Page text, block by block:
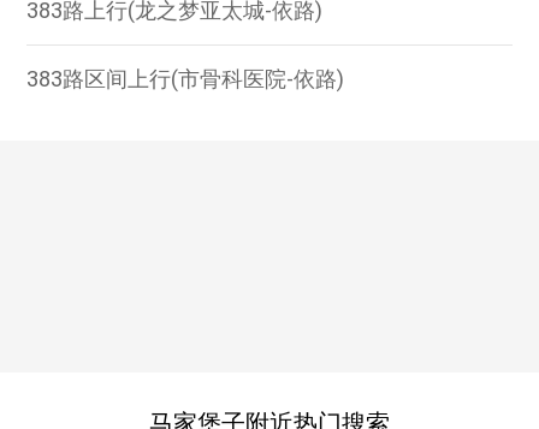
383路上行(龙之梦亚太城-依路)
383路区间上行(市骨科医院-依路)